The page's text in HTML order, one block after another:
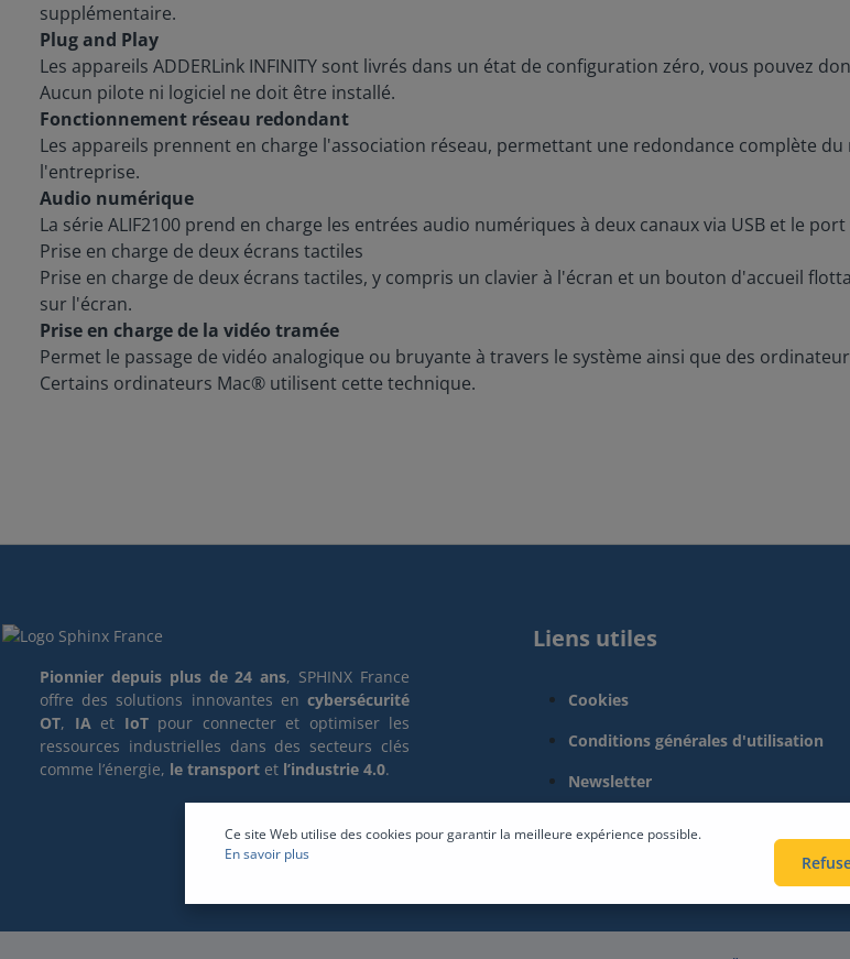
supplémentaire.
Plug and Play
Les appareils ADDERLink INFINITY sont livrés dans un état de configuration zéro, vous pouvez
Aucun pilote ni logiciel ne doit être installé.
Fonctionnement réseau redondant
Les appareils prennent en charge l'association réseau, permettant une redondance complète
l'entreprise.
Audio numérique
La série ALIF2100 prend en charge les entrées audio numériques à deux canaux via USB et le
Prise en charge de deux écrans tactiles
Prise en charge de deux écrans tactiles, y compris un clavier à l'écran et un bouton d'accueil
sur l'écran.
Prise en charge de la vidéo tramée
Permet le passage de vidéo analogique ou bruyante à travers le système ainsi que des
Certains ordinateurs Mac® utilisent cette technique.
Pionnier depuis plus de 24 ans, SPHINX France
offre des solutions innovantes en cybersécurité
OT, IA et IoT pour connecter et optimiser les
ressources industrielles dans des secteurs clés
comme l’énergie, le transport et l’industrie 4.0.
Liens utiles
Cookies
Conditions générales d'utilisation
Newsletter
Ce site Web utilise des cookies pour garantir la meilleure expérience possible.
En savoir plus